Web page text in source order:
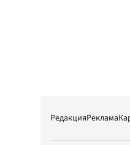
РедакцияРеклама